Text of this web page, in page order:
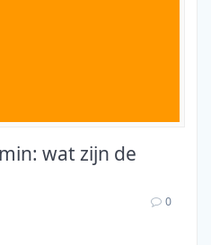
wat zijn de
0